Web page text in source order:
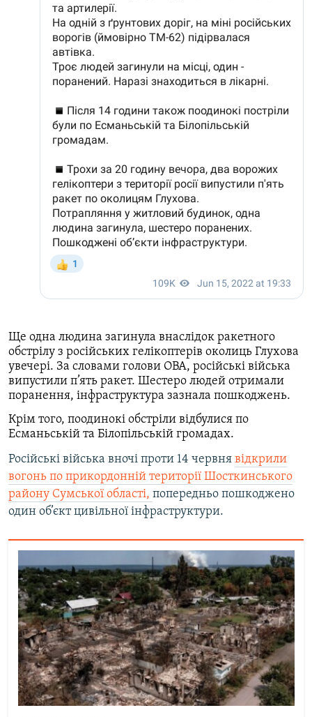
Ще одна людина загинула внаслідок ракетного
обстрілу з російських гелікоптерів околиць Глухова
увечері. За словами голови ОВА, російські війська
випустили п’ять ракет. Шестеро людей отримали
поранення, інфраструктура зазнала пошкоджень.
Крім того, поодинокі обстріли відбулися по
Есманьській та Білопільській громадах.
Російські війська вночі проти 14 червня відкрили
вогонь по прикордонній території Шосткинського
району Сумської області, попередньо пошкоджено
один об’єкт цивільної інфраструктури.